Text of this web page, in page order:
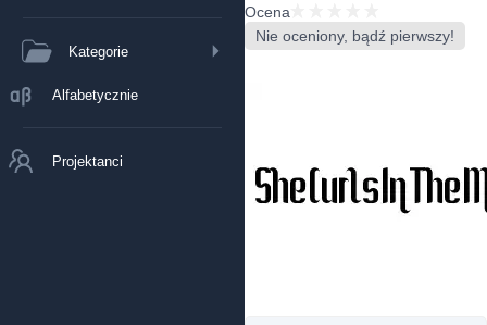
Kategorie
Alfabetycznie
Projektanci
Ocena
Nie oceniony, bądź pierwszy!